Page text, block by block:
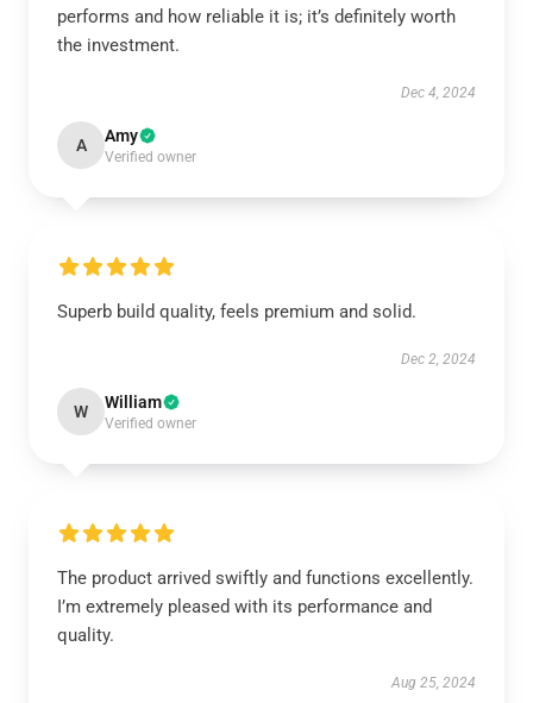
performs and how reliable it is; it’s definitely worth
the investment.
Dec 4, 2024
A Amy
Verified owner
Superb build quality, feels premium and solid.
Dec 2, 2024
W William
Verified owner
The product arrived swiftly and functions excellently.
I’m extremely pleased with its performance and
quality.
Aug 25, 2024